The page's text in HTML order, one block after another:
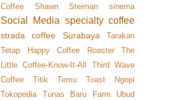
Coffee
Shawn Steiman sinema
Social Media specialty coffee
strada coffee Surabaya
Tarakan
Tetap Happy Coffee Roaster
The
Little Coffee-Know-It-All
Third Wave
Coffee
Titik Temu
Toast Ngopi
Tokopedia
Tunas Baru Farm
Ubud